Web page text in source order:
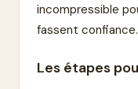
incompressible
fassent confiance.
Les étapes